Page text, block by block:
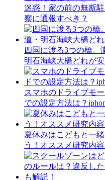
迷惑！家の前の無断
察に通報すべき？
四国に渡る3つの橋、
明石海峡大橋どれが
スマホのドライブモ
での設定方法は？
夏休みはこどもと一
う！オススメ研究内